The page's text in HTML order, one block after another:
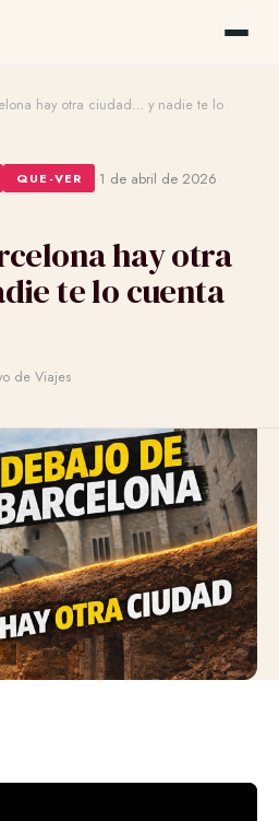
hay otra ciudad… y nadie te lo
QUE-VER 1 de abril de 2026
hay otra
te lo cuenta
de Viajes